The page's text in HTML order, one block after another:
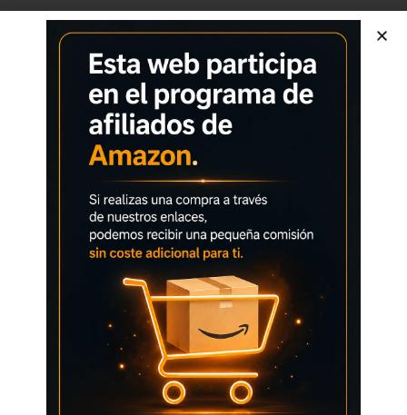
Comprar los productos más vendidos en tiendas online
SAGUARO Zapatillas Trail Descalzas Hombre